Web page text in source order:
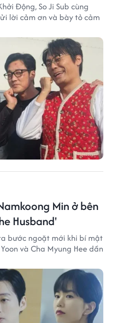
Động, So Ji Sub cùng
lời cảm ơn và bày tỏ cảm
Min ở bên
Husband'
bước ngoặt mới khi bí mật
và Cha Myung Hee dần